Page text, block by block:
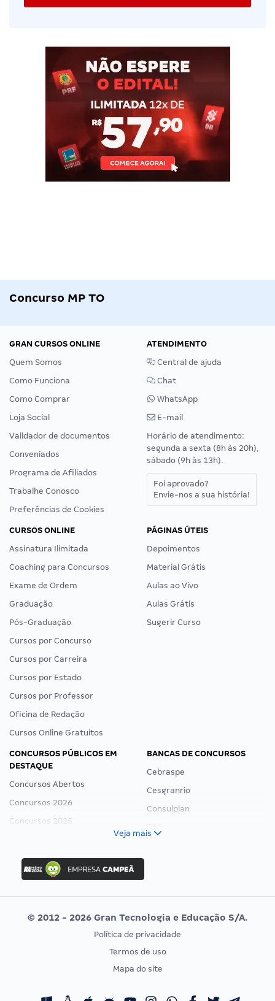
Concurso MP TO
GRAN CURSOS ONLINE
Quem Somos
Como Funciona
Como Comprar
Loja Social
Validador de documentos
Conveniados
Programa de Afiliados
Trabalhe Conosco
Preferências de Cookies
ATENDIMENTO
Central de ajuda
Chat
WhatsApp
E-mail
Horário de atendimento:
segunda a sexta (8h às 20h),
sábado (9h às 13h).
Foi aprovado?
Envie-nos a sua história!
CURSOS ONLINE
Assinatura Ilimitada
Coaching para Concursos
Exame de Ordem
Graduação
Pós-Graduação
Cursos por Concurso
Cursos por Carreira
Cursos por Estado
Cursos por Professor
Oficina de Redação
Cursos Online Gratuitos
PÁGINAS ÚTEIS
Depoimentos
Material Grátis
Aulas ao Vivo
Aulas Grátis
Sugerir Curso
CONCURSOS PÚBLICOS EM
DESTAQUE
Concursos Abertos
Concursos 2026
Concursos 2025
Concurso Ibama
Concurso MPU
Editais publicados
BANCAS DE CONCURSOS
Cebraspe
Cesgranrio
Consulplan
Vunesp
CONCURSOS POR PROFISSÃO
Concursos Fiscais
EXAME DE ORDEM
Calendário OAB
Veja mais
© 2012 - 2026 Gran Tecnologia e Educação S/A.
Política de privacidade
Termos de uso
Mapa do site